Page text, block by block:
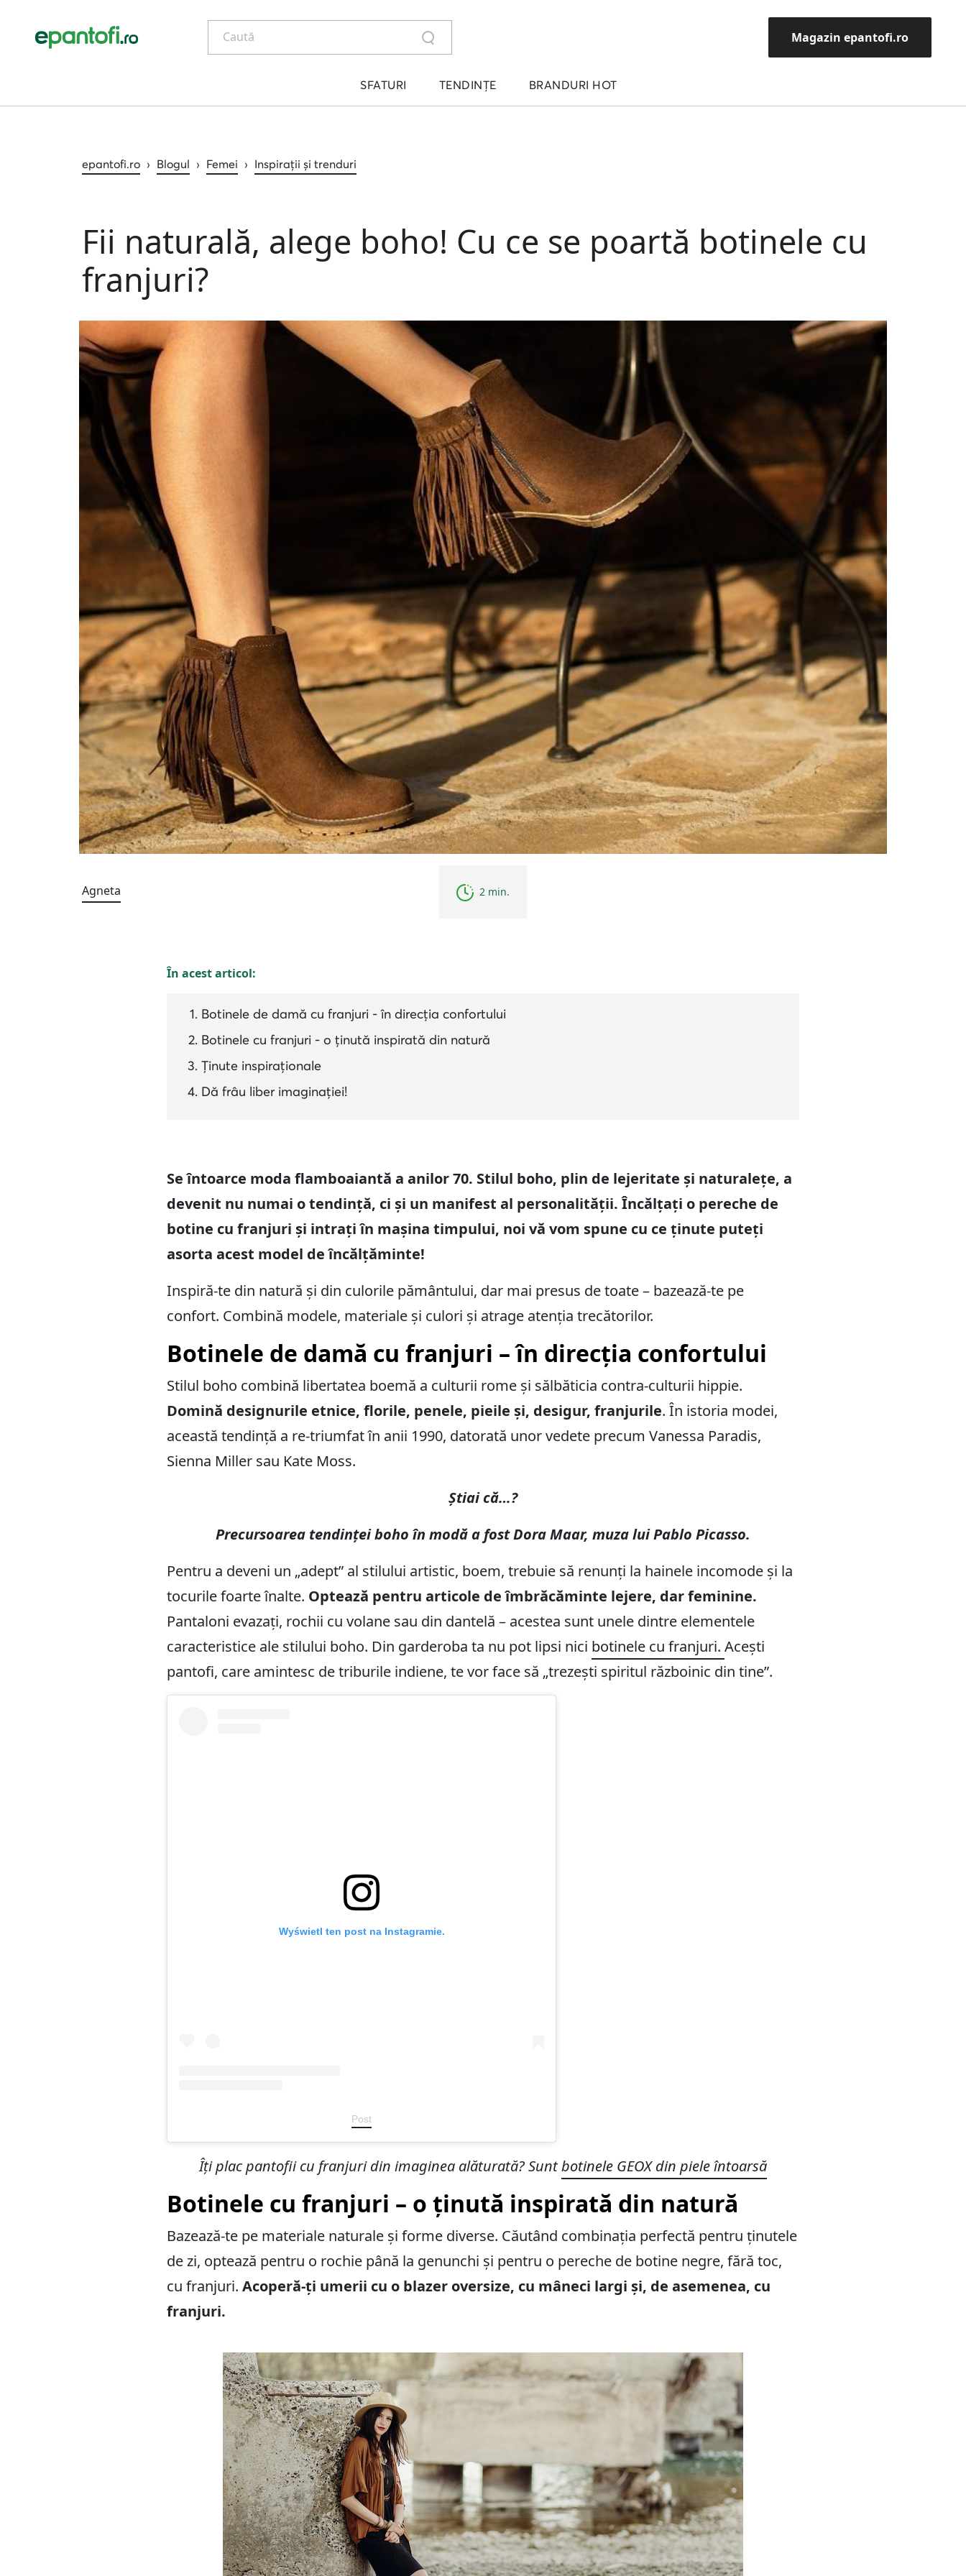
Caută Magazin epantofi.ro
SFATURI TENDINȚE BRANDURI HOT
epantofi.ro › Blogul › Femei › Inspirații și trenduri
Fii naturală, alege boho! Cu ce se poartă botinele cu
franjuri?
Femei Inspirații și trenduri
Agneta 2 min.
În acest articol:
Botinele de damă cu franjuri - în direcția confortului
Botinele cu franjuri - o ținută inspirată din natură
Ținute inspiraționale
Dă frâu liber imaginației!
Se întoarce moda flamboaiantă a anilor 70. Stilul boho, plin de lejeritate și naturalețe, a
devenit nu numai o tendință, ci și un manifest al personalității. Încălțați o pereche de
botine cu franjuri și intrați în mașina timpului, noi vă vom spune cu ce ținute puteți
asorta acest model de încălțăminte!
Inspiră-te din natură și din culorile pământului, dar mai presus de toate – bazează-te pe
confort. Combină modele, materiale și culori și atrage atenția trecătorilor.
Botinele de damă cu franjuri – în direcția confortului
Stilul boho combină libertatea boemă a culturii rome și sălbăticia contra-culturii hippie.
Domină designurile etnice, florile, penele, pieile și, desigur, franjurile. În istoria modei,
această tendință a re-triumfat în anii 1990, datorată unor vedete precum Vanessa Paradis,
Sienna Miller sau Kate Moss.
Știai că…?
Precursoarea tendinței boho în modă a fost Dora Maar, muza lui Pablo Picasso.
Pentru a deveni un „adept” al stilului artistic, boem, trebuie să renunți la hainele incomode și la
tocurile foarte înalte. Optează pentru articole de îmbrăcăminte lejere, dar feminine.
Pantaloni evazați, rochii cu volane sau din dantelă – acestea sunt unele dintre elementele
caracteristice ale stilului boho. Din garderoba ta nu pot lipsi nici botinele cu franjuri. Acești
pantofi, care amintesc de triburile indiene, te vor face să „trezești spiritul războinic din tine”.
Wyświetl ten post na Instagramie.
Post
Îți plac pantofii cu franjuri din imaginea alăturată? Suntbotinele GEOX din piele întoarsă
Botinele cu franjuri – o ținută inspirată din natură
Bazează-te pe materiale naturale și forme diverse. Căutând combinația perfectă pentru ținutele
de zi, optează pentru o rochie până la genunchi și pentru o pereche de botine negre, fără toc,
cu franjuri. Acoperă-ți umerii cu o blazer oversize, cu mâneci largi și, de asemenea, cu
franjuri.